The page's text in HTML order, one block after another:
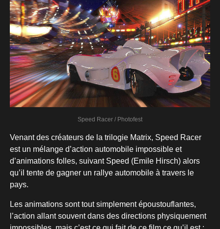
Speed Racer / Photofest
Venant des créateurs de la trilogie Matrix, Speed Racer
est un mélange d’action automobile impossible et
d’animations folles, suivant Speed (Emile Hirsch) alors
qu’il tente de gagner un rallye automobile à travers le
pays.
Les animations sont tout simplement époustouflantes,
l’action allant souvent dans des directions physiquement